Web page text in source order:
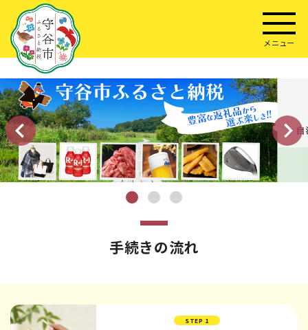
メニュー
手続きの流れ
STEP 1